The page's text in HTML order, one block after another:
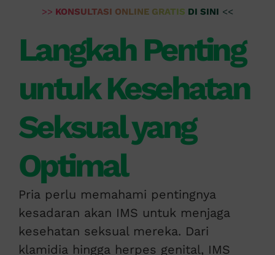
>> KONSULTASI ONLINE GRATIS DI SINI <<
Langkah Penting
untuk Kesehatan
Seksual yang
Optimal
Pria perlu memahami pentingnya
kesadaran akan IMS untuk menjaga
kesehatan seksual mereka. Dari
klamidia hingga herpes genital, IMS